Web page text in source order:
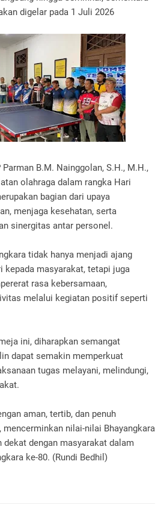
digelar pada 1 Juli 2026
B.M. Nainggolan, S.H., M.H.,
olahraga dalam rangka Hari
bagian dari upaya
menjaga kesehatan, serta
sinergitas antar personel.
tidak hanya menjadi ajang
kepada masyarakat, tetapi juga
rasa kebersamaan,
melalui kegiatan positif seperti
ini, diharapkan semangat
dapat semakin memperkuat
tugas melayani, melindungi,
aman, tertib, dan penuh
mencerminkan nilai-nilai Bhayangkara
dekat dengan masyarakat dalam
ke-80. (Rundi Bedhil)